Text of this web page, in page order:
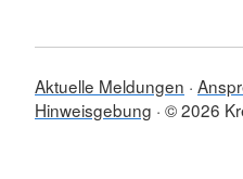
Aktuelle Meldungen
Hinweisgebung © 2026